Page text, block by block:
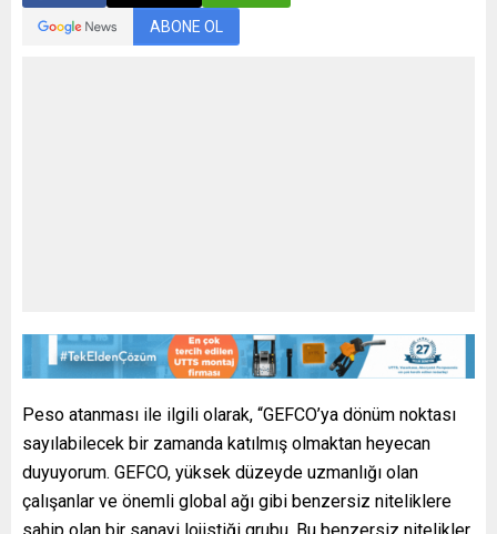
ABONE OL
Peso atanması ile ilgili olarak, “GEFCO’ya dönüm noktası
sayılabilecek bir zamanda katılmış olmaktan heyecan
duyuyorum. GEFCO, yüksek düzeyde uzmanlığı olan
çalışanlar ve önemli global ağı gibi benzersiz niteliklere